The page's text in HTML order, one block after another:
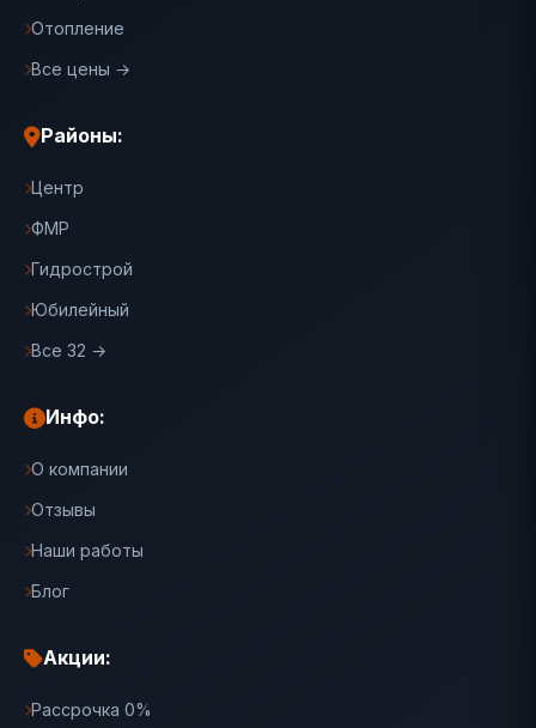
Отопление
Все цены →
Районы:
Центр
ФМР
Гидрострой
Юбилейный
Все 32 →
Инфо:
О компании
Отзывы
Наши работы
Блог
Акции:
Рассрочка 0%